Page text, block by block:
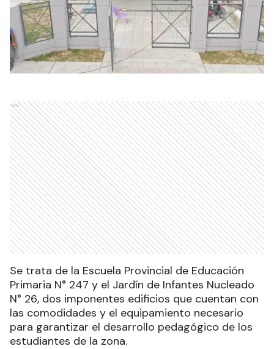
Ads
Se trata de la Escuela Provincial de Educación
Primaria N° 247 y el Jardín de Infantes Nucleado
N° 26, dos imponentes edificios que cuentan con
las comodidades y el equipamiento necesario
para garantizar el desarrollo pedagógico de los
estudiantes de la zona.